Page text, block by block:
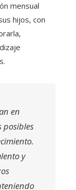
mensual
hijos, con
en
posibles
y